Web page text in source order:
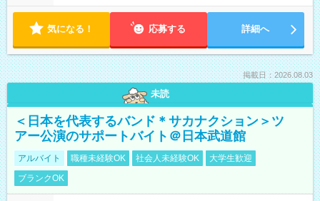
気になる！ 応募する 詳細へ
掲載日：2026.08.03
未読
＜日本を代表するバンド＊サカナクション＞ツ
アー公演のサポートバイト＠日本武道館
アルバイト 職種未経験OK 社会人未経験OK
大学生歓迎
ブランクOK